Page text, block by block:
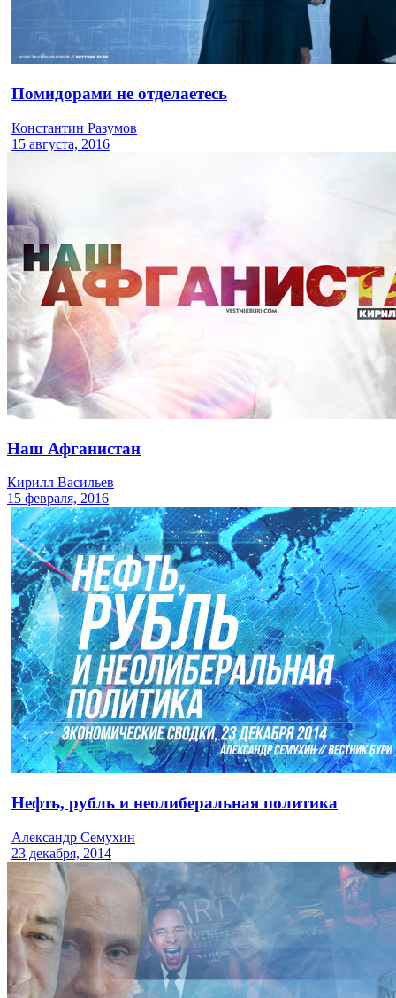
Помидорами не отделаетесь
Константин Разумов
15 августа, 2016
Наш Афганистан
Кирилл Васильев
15 февраля, 2016
Нефть, рубль и неолиберальная политика
Александр Семухин
23 декабря, 2014